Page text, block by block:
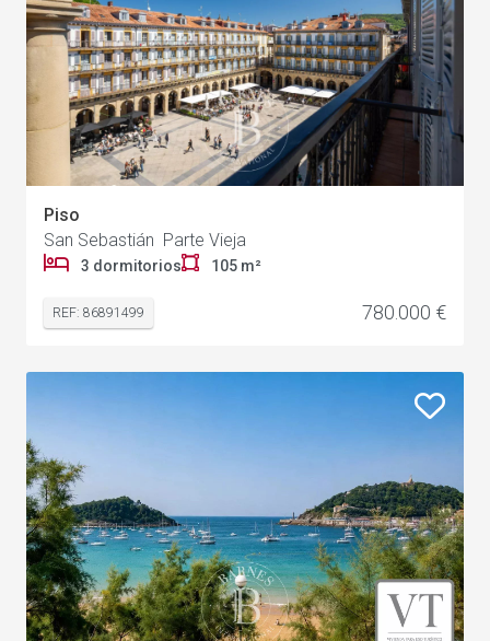
Piso
San Sebastián Parte Vieja
3 dormitorios 105 m²
REF: 86891499 780.000 €